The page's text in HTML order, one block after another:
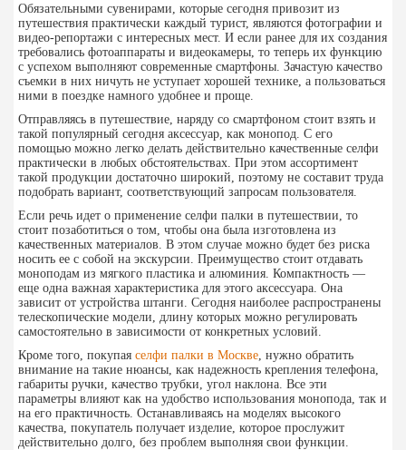
Обязательными сувенирами, которые сегодня привозит из
путешествия практически каждый турист, являются фотографии и
видео-репортажи с интересных мест. И если ранее для их создания
требовались фотоаппараты и видеокамеры, то теперь их функцию
с успехом выполняют современные смартфоны. Зачастую качество
съемки в них ничуть не уступает хорошей технике, а пользоваться
ними в поездке намного удобнее и проще.
Отправляясь в путешествие, наряду со смартфоном стоит взять и
такой популярный сегодня аксессуар, как монопод. С его
помощью можно легко делать действительно качественные селфи
практически в любых обстоятельствах. При этом ассортимент
такой продукции достаточно широкий, поэтому не составит труда
подобрать вариант, соответствующий запросам пользователя.
Если речь идет о применение селфи палки в путешествии, то
стоит позаботиться о том, чтобы она была изготовлена из
качественных материалов. В этом случае можно будет без риска
носить ее с собой на экскурсии. Преимущество стоит отдавать
моноподам из мягкого пластика и алюминия. Компактность —
еще одна важная характеристика для этого аксессуара. Она
зависит от устройства штанги. Сегодня наиболее распространены
телескопические модели, длину которых можно регулировать
самостоятельно в зависимости от конкретных условий.
Кроме того, покупая селфи палки в Москве , нужно обратить
внимание на такие нюансы, как надежность крепления телефона,
габариты ручки, качество трубки, угол наклона. Все эти
параметры влияют как на удобство использования монопода, так и
на его практичность. Останавливаясь на моделях высокого
качества, покупатель получает изделие, которое прослужит
действительно долго, без проблем выполняя свои функции.